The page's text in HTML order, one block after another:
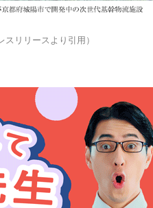
リリースより引用）